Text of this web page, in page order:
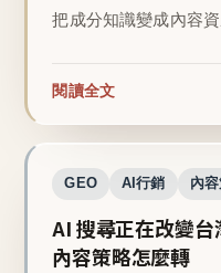
把成分知識變成內容
閱讀全文
GEO AI行銷 內
AI 搜尋正在改變
內容策略怎麼轉